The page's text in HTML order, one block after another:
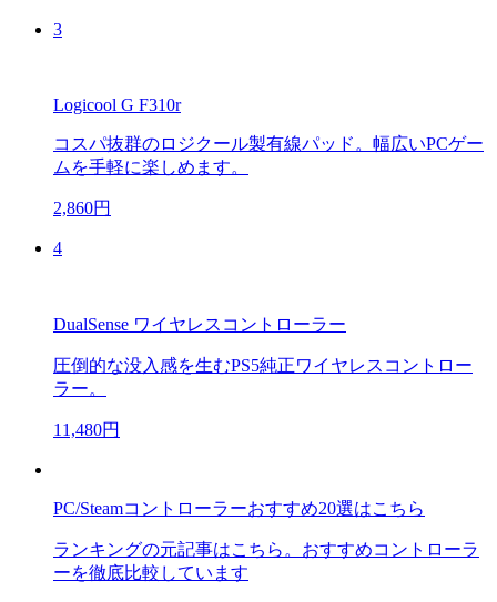
3
Logicool G F310r
コスパ抜群のロジクール製有線パッド。幅広いPCゲー
ムを手軽に楽しめます。
2,860円
4
DualSense ワイヤレスコントローラー
圧倒的な没入感を生むPS5純正ワイヤレスコントロー
ラー。
11,480円
PC/Steamコントローラーおすすめ20選はこちら
ランキングの元記事はこちら。おすすめコントローラ
ーを徹底比較しています